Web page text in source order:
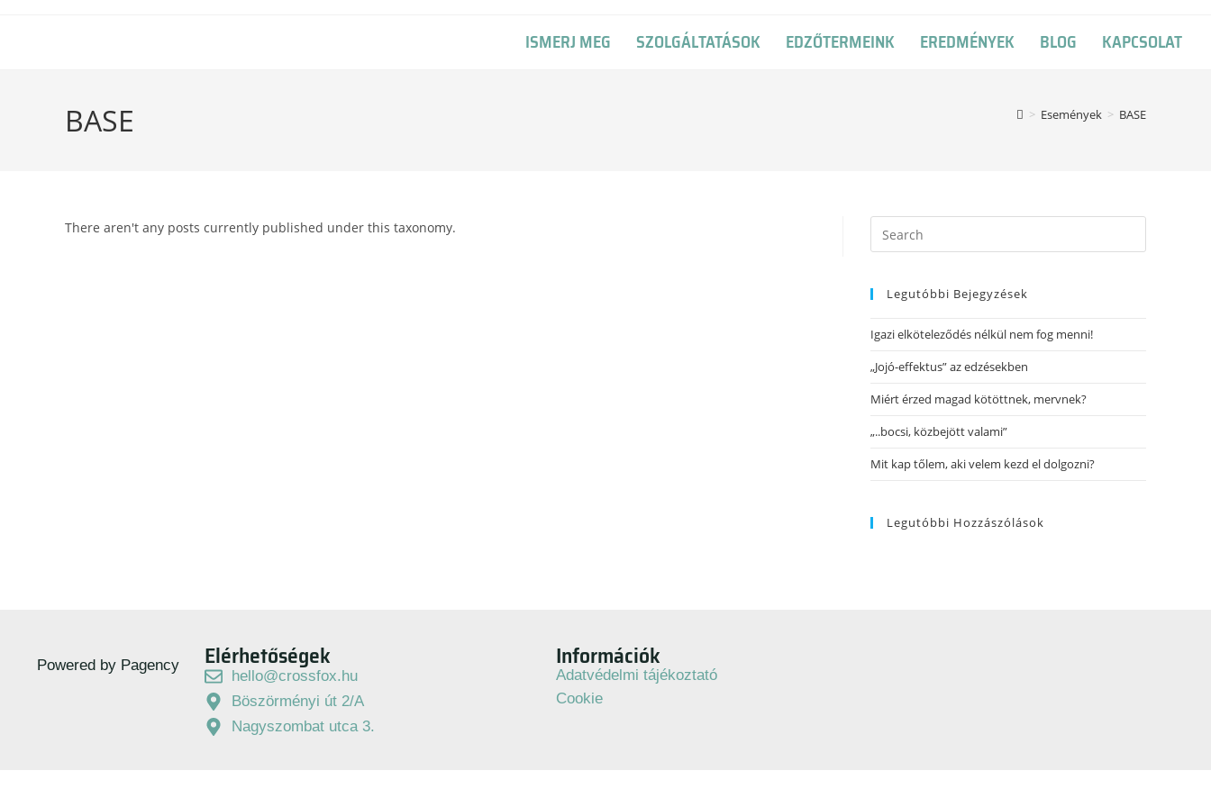
ISMERJ MEG SZOLGÁLTATÁSOK EDZŐTERMEINK EREDMÉNYEK BLOG KAPCSOLAT
BASE > Események > BASE
There aren't any posts currently published under this taxonomy.
Legutóbbi Bejegyzések
Igazi elköteleződés nélkül nem fog menni!
„Jojó-effektus” az edzésekben
Miért érzed magad kötöttnek, mervnek?
„..bocsi, közbejött valami”
Mit kap tőlem, aki velem kezd el dolgozni?
Legutóbbi Hozzászólások
Powered by Pagency Elérhetőségek
hello@crossfox.hu
Böszörményi út 2/A
Nagyszombat utca 3.
Információk
Adatvédelmi tájékoztató
Cookie